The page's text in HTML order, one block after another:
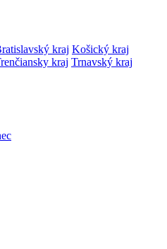
kraj Košický kraj
kraj Trnavský kraj